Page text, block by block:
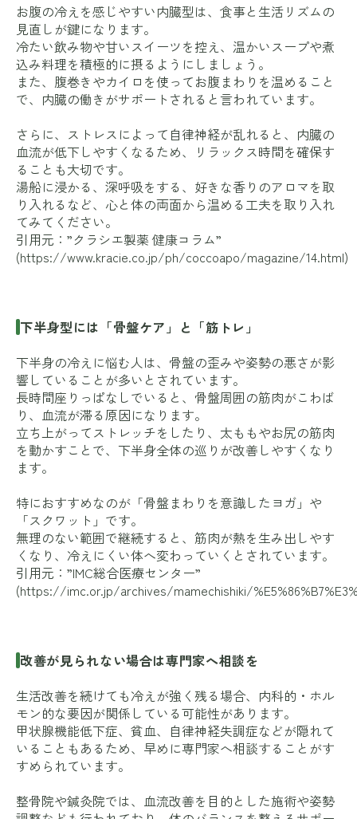
お腹の冷えを感じやすい内臓型は、食事と生活リズムの
見直しが鍵になります。
冷たい飲み物や甘いスイーツを控え、温かいスープや煮
込み料理を積極的に摂るようにしましょう。
また、腹巻きやカイロを使ってお腹まわりを温めること
で、内臓の働きがサポートされると言われています。
さらに、ストレスによって自律神経が乱れると、内臓の
血流が低下しやすくなるため、リラックス時間を確保す
ることも大切です。
湯船に浸かる、深呼吸をする、好きな香りのアロマを取
り入れるなど、心と体の両面から温める工夫を取り入れ
てみてください。
引用元：”クラシエ製薬 健康コラム”
(https://www.kracie.co.jp/ph/coccoapo/magazine/14.html)
下半身型には「骨盤ケア」と「筋トレ」
下半身の冷えに悩む人は、骨盤の歪みや姿勢の悪さが影
響していることが多いとされています。
長時間座りっぱなしでいると、骨盤周囲の筋肉がこわば
り、血流が滞る原因になります。
立ち上がってストレッチをしたり、太ももやお尻の筋肉
を動かすことで、下半身全体の巡りが改善しやすくなり
ます。
特におすすめなのが「骨盤まわりを意識したヨガ」や
「スクワット」です。
無理のない範囲で継続すると、筋肉が熱を生み出しやす
くなり、冷えにくい体へ変わっていくとされています。
引用元：”IMC総合医療センター”
(https://imc.or.jp/archives/mamechishiki/
改善が見られない場合は専門家へ相談を
生活改善を続けても冷えが強く残る場合、内科的・ホル
モン的な要因が関係している可能性があります。
甲状腺機能低下症、貧血、自律神経失調症などが隠れて
いることもあるため、早めに専門家へ相談することがす
すめられています。
整骨院や鍼灸院では、血流改善を目的とした施術や姿勢